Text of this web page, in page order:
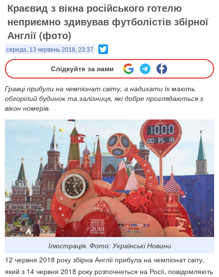
Краєвид з вікна російського готелю
неприємно здивував футболістів збірної
Англії (фото)
середа, 13 червень 2018, 23:37
Слідкуйте за нами
Гравці прибули на чемпіонат світу, а надихати їх мають
обгорілий будинок та залізниця, які добре проглядаються з
вікон номерів.
Ілюстрація. Фото: Українські Новини
12 червня 2018 року збірна Англії прибула на чемпіонат світу,
який з 14 червня 2018 року розпочнеться на Росії, повідомляють